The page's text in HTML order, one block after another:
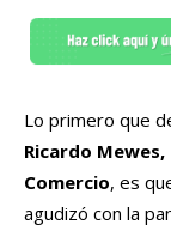
Lo primero que
Ricardo
Comercio, es
agudizó con la